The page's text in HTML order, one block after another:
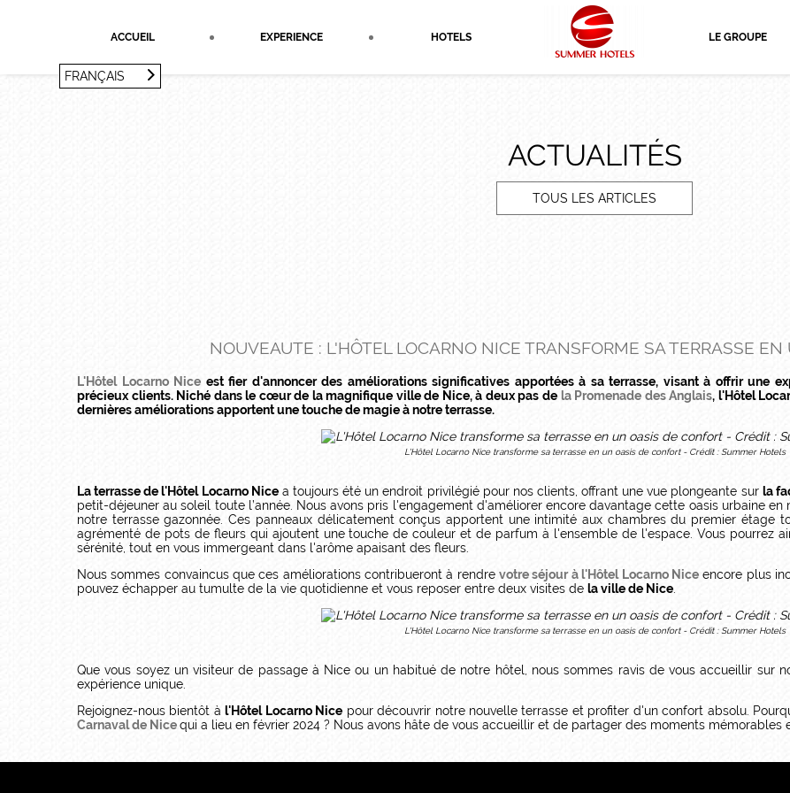
ACCUEIL EXPERIENCE HOTELS LE GROUPE
FRANÇAIS
ACTUALITÉS
TOUS LES ARTICLES
NOUVEAUTE : L'HÔTEL LOCARNO NICE TRANSFORME SA TERRASSE
L'Hôtel Locarno Nice est fier d'annoncer des améliorations significatives apportées à sa terrasse, visant à offrir une
précieux clients. Niché dans le cœur de la magnifique ville de Nice, à deux pas de la Promenade des Anglais, l'Hôtel
dernières améliorations apportent une touche de magie à notre terrasse.
L'Hôtel Locarno Nice transforme sa terrasse en un oasis de confort - Crédit : Summer Hotels
La terrasse de l'Hôtel Locarno Nicea toujours été un endroit privilégié pour nos clients, offrant une vue plongeante sur la
petit-déjeuner au soleil toute l’année. Nous avons pris l'engagement d'améliorer encore davantage cette oasis urbaine
notre terrasse gazonnée. Ces panneaux délicatement conçus apportent une intimité aux chambres du premier étage
agrémenté de pots de fleurs qui ajoutent une touche de couleur et de parfum à l'ensemble de l'espace. Vous pourrez
sérénité, tout en vous immergeant dans l'arôme apaisant des fleurs.
Nous sommes convaincus que ces améliorations contribueront à rendrevotre séjour à l'Hôtel Locarno Niceencore plus
pouvez échapper au tumulte de la vie quotidienne et vous reposer entre deux visites de la ville de Nice
L'Hôtel Locarno Nice transforme sa terrasse en un oasis de confort - Crédit : Summer Hotels
Que vous soyez un visiteur de passage à Nice ou un habitué de notre hôtel, nous sommes ravis de vous accueillir sur
expérience unique.
Rejoignez-nous bientôt à l'Hôtel Locarno Nice pour découvrir notre nouvelle terrasse et profiter d'un confort absolu.
Carnaval de Nicequi a lieu en février 2024 ? Nous avons hâte de vous accueillir et de partager des moments mémorables